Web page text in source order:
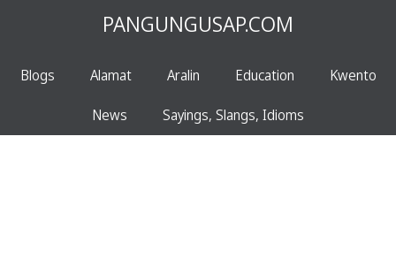
PANGUNGUSAP.COM
Blogs Alamat Aralin Education Kwento
News Sayings, Slangs, Idioms